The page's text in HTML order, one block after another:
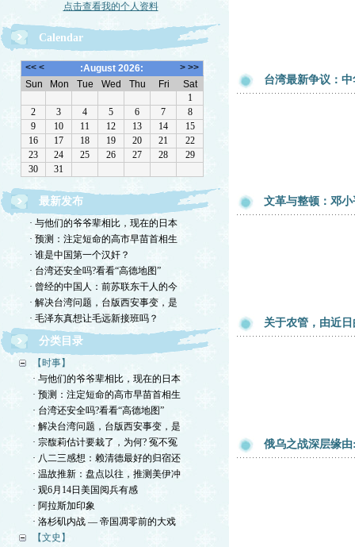
点击查看我的个人资料
Calendar
最新发布
· 与他们的爷爷辈相比，现在的日本
· 预测：注定短命的高市早苗首相生
· 谁是中国第一个汉奸？
· 台湾还安全吗?看看“高德地图”
· 曾经的中国人：前苏联东干人的今
· 解决台湾问题，台版西安事变，是
· 毛泽东真想让毛远新接班吗？
分类目录
【时事】
· 与他们的爷爷辈相比，现在的日本
· 预测：注定短命的高市早苗首相生
· 台湾还安全吗?看看“高德地图”
· 解决台湾问题，台版西安事变，是
· 宗馥莉估计要栽了，为何? 冤不冤
· 八二三感想：赖清德最好的归宿还
· 温故推新：盘点以往，推测美伊冲
· 观6月14日美国阅兵有感
· 阿拉斯加印象
· 洛杉矶内战 — 帝国凋零前的大戏
【文史】
台湾最新争议：
文革与整顿：邓
关于农管，由近
俄乌之战深层缘